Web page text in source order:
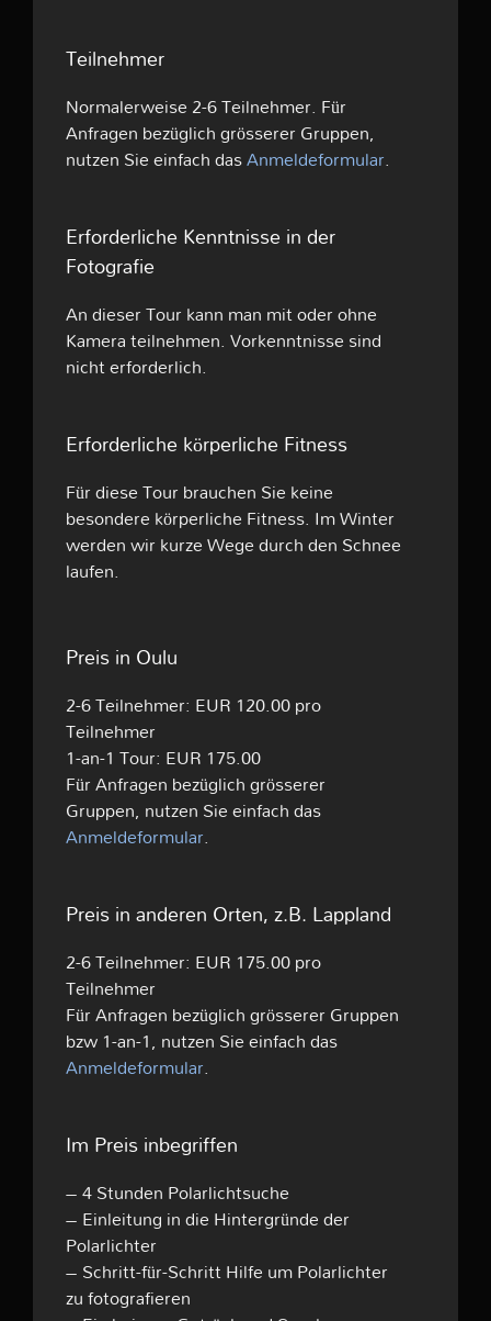
Teilnehmer
Normalerweise 2-6 Teilnehmer. Für
Anfragen bezüglich grösserer Gruppen,
nutzen Sie einfach dasAnmeldeformular.
Erforderliche Kenntnisse in der
Fotografie
An dieser Tour kann man mit oder ohne
Kamera teilnehmen. Vorkenntnisse sind
nicht erforderlich.
Erforderliche körperliche Fitness
Für diese Tour brauchen Sie keine
besondere körperliche Fitness. Im Winter
werden wir kurze Wege durch den Schnee
laufen.
Preis in Oulu
2-6 Teilnehmer: EUR 120.00 pro
Teilnehmer
1-an-1 Tour: EUR 175.00
Für Anfragen bezüglich grösserer
Gruppen, nutzen Sie einfach das
Anmeldeformular.
Preis in anderen Orten, z.B. Lappland
2-6 Teilnehmer: EUR 175.00 pro
Teilnehmer
Für Anfragen bezüglich grösserer Gruppen
bzw 1-an-1, nutzen Sie einfach das
Anmeldeformular.
Im Preis inbegriffen
– 4 Stunden Polarlichtsuche
– Einleitung in die Hintergründe der
Polarlichter
– Schritt-für-Schritt Hilfe um Polarlichter
zu fotografieren